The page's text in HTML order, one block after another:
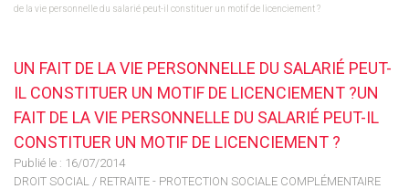
de la vie personnelle du salarié peut-il constituer un motif de licenciement ?
UN FAIT DE LA VIE PERSONNELLE DU SALARIÉ PEUT-
IL CONSTITUER UN MOTIF DE LICENCIEMENT ?UN
FAIT DE LA VIE PERSONNELLE DU SALARIÉ PEUT-IL
CONSTITUER UN MOTIF DE LICENCIEMENT ?
Publié le : 16/07/2014
DROIT SOCIAL / RETRAITE - PROTECTION SOCIALE COMPLÉMENTAIRE